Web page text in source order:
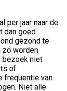
per jaar naar de
dan goed
gezond te
zo worden
bezoek niet
of
frequentie van
Niet alle